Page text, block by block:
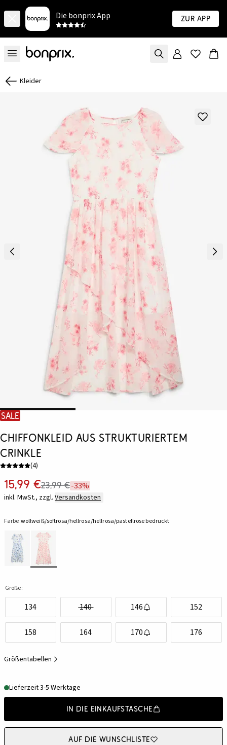
Die bonprix App Zur App
Kleider
SALE
Chiffonkleid aus strukturiertem
Crinkle
(4)
15,99 €23,99 €-33%
inkl. MwSt., zzgl. Versandkosten
Farbe:wollweiß/softrosa/hellrosa/hellrosa/pastellrose bedruckt
Größe:
134 140 146 152
158 164 170 176
Größentabellen
Lieferzeit 3-5 Werktage
In die Einkaufstasche
Auf die Wunschliste